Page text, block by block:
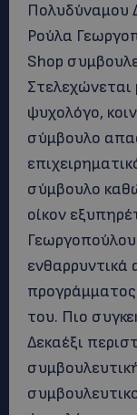
Πολυδύναμου
Ρούλα
Shop
Στελεχώνεται
ψυχολόγο,
σύμβουλο
σύμβουλο
οίκον
του. Πιο
Δεκαέξι